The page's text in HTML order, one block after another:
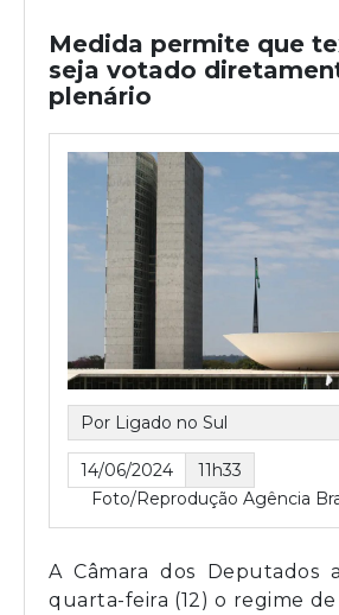
Medida permite que
seja votado
plenário
Por Ligado no Sul
14/06/2024
11h33
Foto/Reprodução Agência
A Câmara dos Deputados
quarta-feira (12) o regime